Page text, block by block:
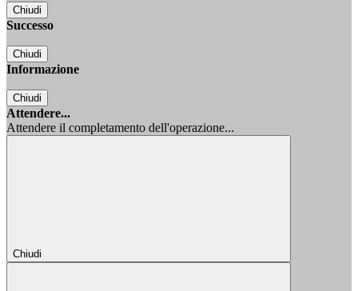
Chiudi
Successo
Chiudi
Informazione
Chiudi
Attendere...
Attendere il completamento dell'operazione...
Chiudi